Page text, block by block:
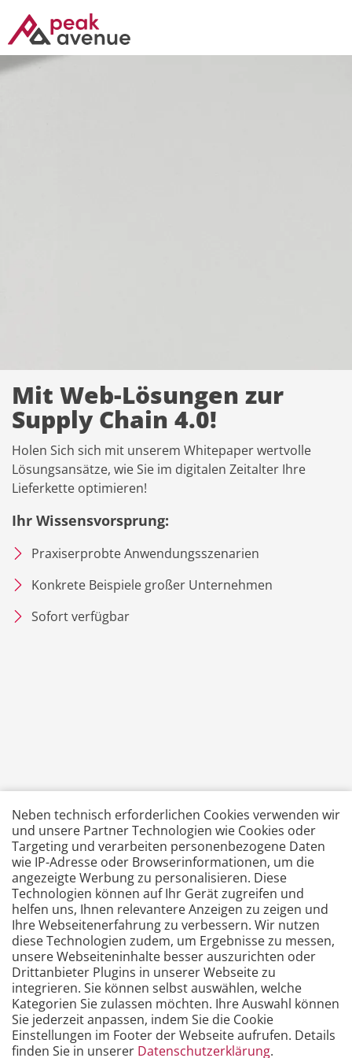
Mit Web-Lösungen zur
Supply Chain 4.0!
Holen Sich sich mit unserem Whitepaper wertvolle
Lösungsansätze, wie Sie im digitalen Zeitalter Ihre
Lieferkette optimieren!
Ihr Wissensvorsprung:
Praxiserprobte Anwendungsszenarien
Konkrete Beispiele großer Unternehmen
Sofort verfügbar
Neben technisch erforderlichen Cookies verwenden wir
und unsere Partner Technologien wie Cookies oder
Targeting und verarbeiten personenbezogene Daten
wie IP-Adresse oder Browserinformationen, um die
angezeigte Werbung zu personalisieren. Diese
Technologien können auf Ihr Gerät zugreifen und
helfen uns, Ihnen relevantere Anzeigen zu zeigen und
Ihre Webseitenerfahrung zu verbessern. Wir nutzen
diese Technologien zudem, um Ergebnisse zu messen,
unsere Webseiteninhalte besser auszurichten oder
Drittanbieter Plugins in unserer Webseite zu
integrieren. Sie können selbst auswählen, welche
Kategorien Sie zulassen möchten. Ihre Auswahl können
Sie jederzeit anpassen, indem Sie die Cookie
Einstellungen im Footer der Webseite aufrufen. Details
finden Sie in unserer Datenschutzerklärung.